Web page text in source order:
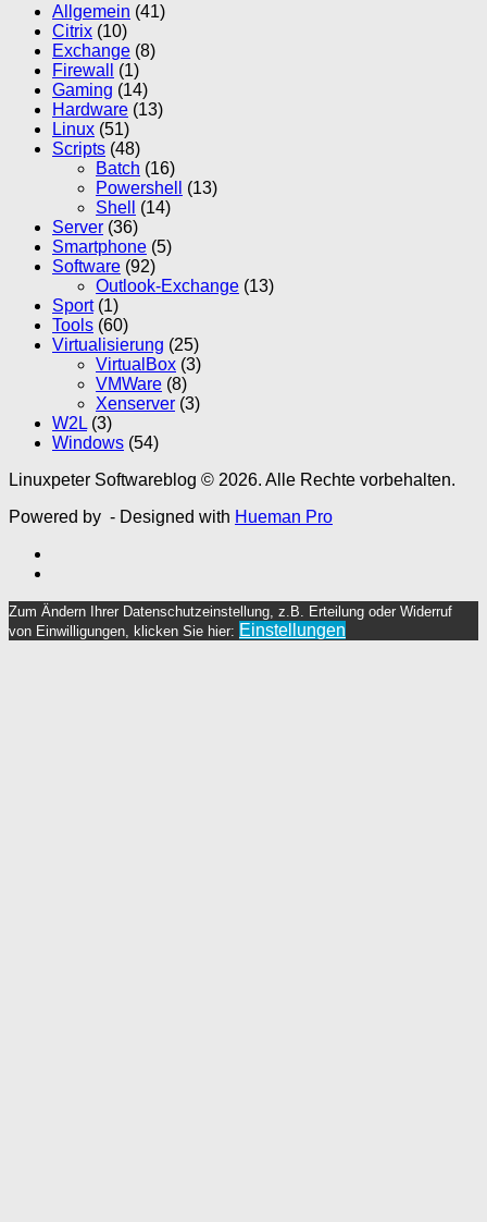
Allgemein (41)
Citrix (10)
Exchange (8)
Firewall
(1)
Gaming (14)
Hardware (13)
Linux (51)
Scripts (48)
Batch (16)
Powershell
(13)
Shell
(14)
Server (36)
Smartphone (5)
Software (92)
Outlook-Exchange (13)
Sport(1)
Tools (60)
Virtualisierung (25)
VirtualBox (3)
VMWare (8)
Xenserver (3)
W2L (3)
Windows (54)
Linuxpeter Softwareblog © 2026. Alle Rechte vorbehalten.
Powered by - Designed with Hueman Pro
Zum Ändern Ihrer Datenschutzeinstellung, z.B. Erteilung oder Widerruf
von Einwilligungen, klicken Sie hier: Einstellungen